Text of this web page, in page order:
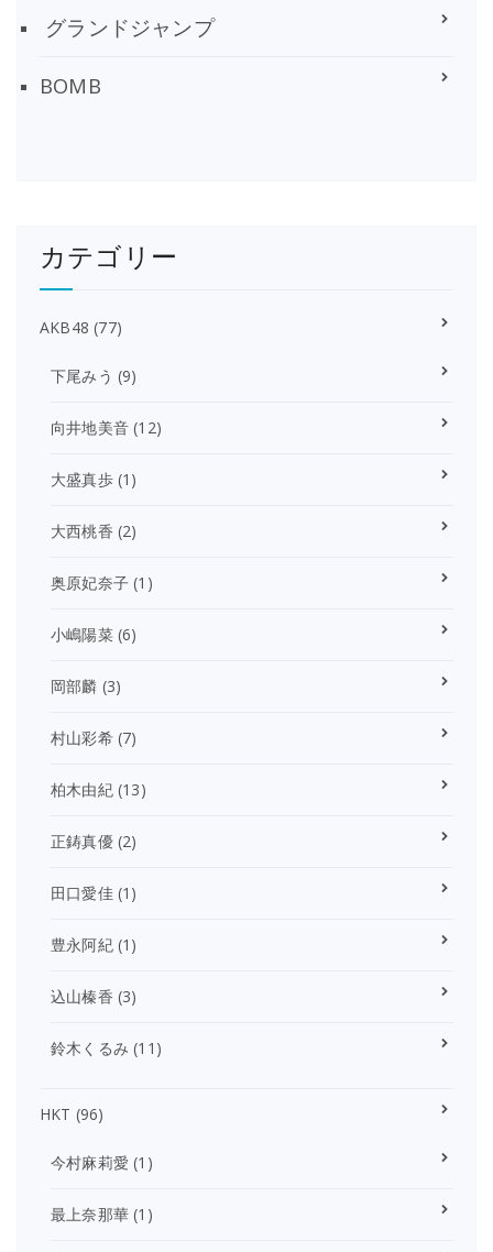
グランドジャンプ
BOMB
カテゴリー
AKB48 (77)
下尾みう (9)
向井地美音 (12)
大盛真歩(1)
大西桃香 (2)
奥原妃奈子 (1)
小嶋陽菜(6)
岡部麟 (3)
村山彩希(7)
柏木由紀(13)
正鋳真優(2)
田口愛佳(1)
豊永阿紀(1)
込山榛香 (3)
鈴木くるみ (11)
HKT (96)
今村麻莉愛 (1)
最上奈那華 (1)